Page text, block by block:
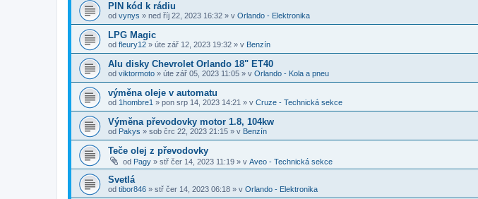
PIN kód k rádiu
od vynys » ned říj 22, 2023 16:32 » v Orlando - Elektronika
LPG Magic
od fleury12 » úte zář 12, 2023 19:32 » v Benzín
Alu disky Chevrolet Orlando 18" ET40
od viktormoto » úte zář 05, 2023 11:05 » v Orlando - Kola a pneu
výměna oleje v automatu
od 1hombre1 » pon srp 14, 2023 14:21 » v Cruze - Technická sekce
Výměna převodovky motor 1.8, 104kw
od Pakys » sob črc 22, 2023 21:15 » v Benzín
Teče olej z převodovky
od Pagy » stř čer 14, 2023 11:19 » v Aveo - Technická sekce
Svetlá
od tibor846 » stř čer 14, 2023 06:18 » v Orlando - Elektronika